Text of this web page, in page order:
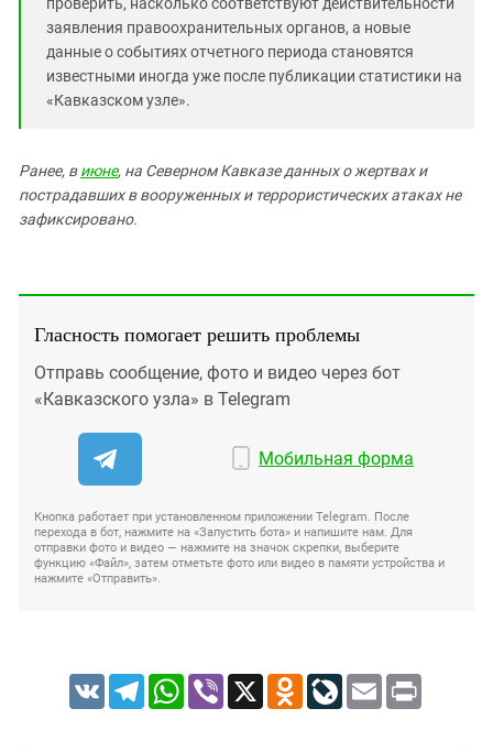
заявления правоохранительных органов, а новые
данные о событиях отчетного периода становятся
известными иногда уже после публикации статистики на
«Кавказском узле».
Ранее, виюне, на Северном Кавказе данных о жертвах и
пострадавших в вооруженных и террористических атаках не
зафиксировано.
Гласность помогает решить проблемы
Отправь сообщение, фото и видео через бот
«Кавказского узла» в Telegram
Мобильная форма
Кнопка работает при установленном приложении Telegram. После
перехода в бот, нажмите на «Запустить бота» и напишите нам. Для
отправки фото и видео — нажмите на значок скрепки, выберите
функцию «Файл», затем отметьте фото или видео в памяти устройства и
нажмите «Отправить».
VK TelegramWhatsApp
Viber X Odnoklassniki
LiveJournal
Email Print